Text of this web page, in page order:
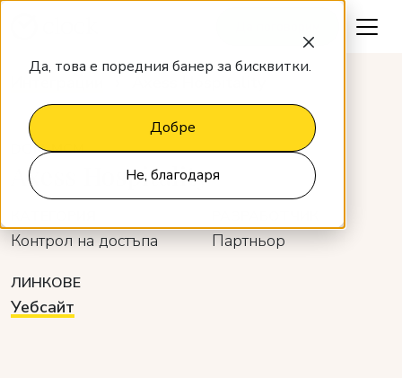
Да, това е поредния банер за бисквитки.
Добре
Не, благодаря
DOM-MCM
Axess Hospitality
Контрол на достъпа Партньор
ЛИНКОВЕ
Уебсайт